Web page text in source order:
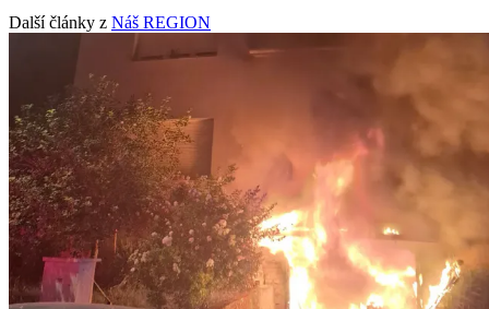
Další články z Náš REGION